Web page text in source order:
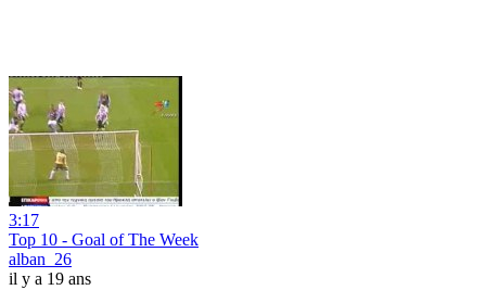
3:17
Top 10 - Goal of The Week
alban_26
il y a 19 ans